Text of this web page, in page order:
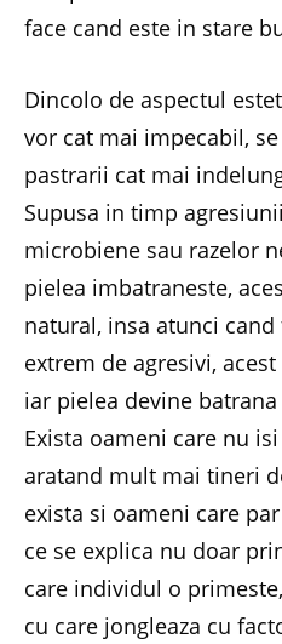
face cand este in stare
Dincolo de aspectul
vor cat mai impecabil,
pastrarii cat mai
Supusa in timp
microbiene sau razelor
pielea imbatraneste,
natural, insa atunci
extrem de agresivi,
iar pielea devine
Exista oameni care nu
aratand mult mai tineri
exista si oameni care
ce se explica nu doar
care individul o
cu care jongleaza cu